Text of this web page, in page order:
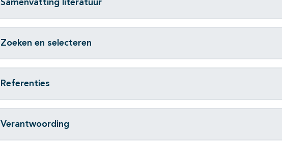
Samenvatting literatuur
Zoeken en selecteren
Referenties
Verantwoording